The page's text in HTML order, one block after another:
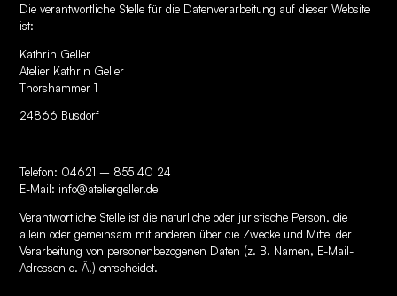
Die verantwortliche Stelle für die Datenverarbeitung auf dieser Website
ist:
Kathrin Geller
Atelier Kathrin Geller
Thorshammer 1
24866 Busdorf
Telefon: 04621 – 855 40 24
E-Mail: info@ateliergeller.de
Verantwortliche Stelle ist die natürliche oder juristische Person, die
allein oder gemeinsam mit anderen über die Zwecke und Mittel der
Verarbeitung von personenbezogenen Daten (z. B. Namen, E-Mail-
Adressen o. Ä.) entscheidet.